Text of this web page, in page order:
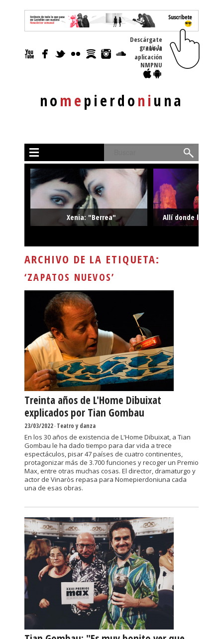
nomepierdoniuna
Descárgate
gratis la nueva
aplicación
NMPNU
Xenia: "Berrea" Allí donde la
ARCHIVO DE LA ETIQUETA:
‘ZAPATOS NUEVOS’
Treinta años de L'Home Dibuixat
explicados por Tian Gombau
23/03/2022-Teatro y danza
En los 30 años de existencia de L'Home Dibuixat, a Tian
Gombau le ha dado tiempo para dar vida a trece
espectáculos, pisar 47 países de cuatro continentes,
protagonizar más de 3.700 funciones y recoger un Premio
Max, entre otras muchas cosas. El director, dramaturgo y
actor de Vinaròs repasa para Nomepierdoniuna cada
una de esas obras.